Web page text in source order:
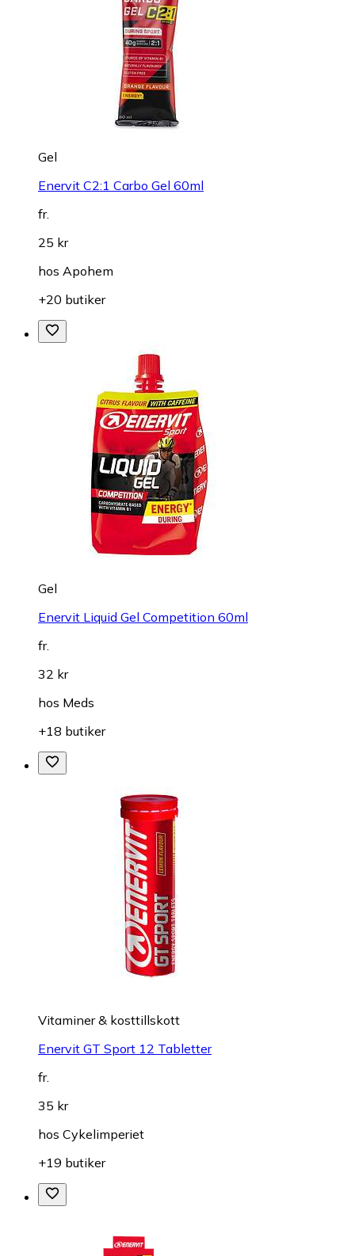
Gel
Enervit C2:1 Carbo Gel 60ml
fr.
25 kr
hos Apohem
+20 butiker
Gel
Enervit Liquid Gel Competition 60ml
fr.
32 kr
hos Meds
+18 butiker
Vitaminer & kosttillskott
Enervit GT Sport 12 Tabletter
fr.
35 kr
hos Cykelimperiet
+19 butiker